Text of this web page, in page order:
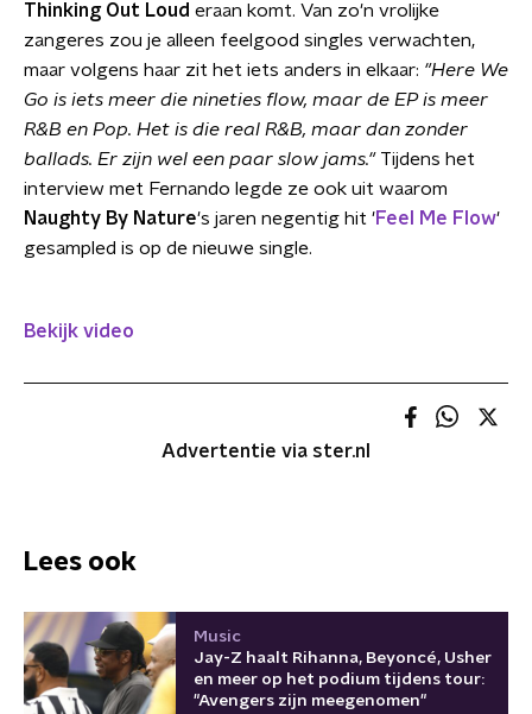
Thinking Out Loud eraan komt. Van zo'n vrolijke
zangeres zou je alleen feelgood singles verwachten,
maar volgens haar zit het iets anders in elkaar: "Here We
Go is iets meer die nineties flow, maar de EP is meer
R&B en Pop. Het is die real R&B, maar dan zonder
ballads. Er zijn wel een paar slow jams."Tijdens het
interview met Fernando legde ze ook uit waarom
Naughty By Nature's jaren negentig hit 'Feel Me Flow'
gesampled is op de nieuwe single.
Bekijk video
Advertentie via ster.nl
Lees ook
Music
Jay-Z haalt Rihanna, Beyoncé, Usher
en meer op het podium tijdens tour:
"Avengers zijn meegenomen"